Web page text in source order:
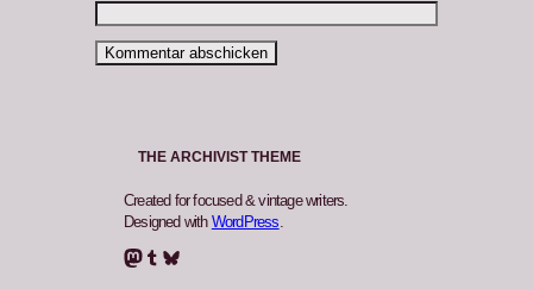
THE ARCHIVIST THEME
Created for focused & vintage writers.
Designed with WordPress.
Mastodon Tumblr Bluesky